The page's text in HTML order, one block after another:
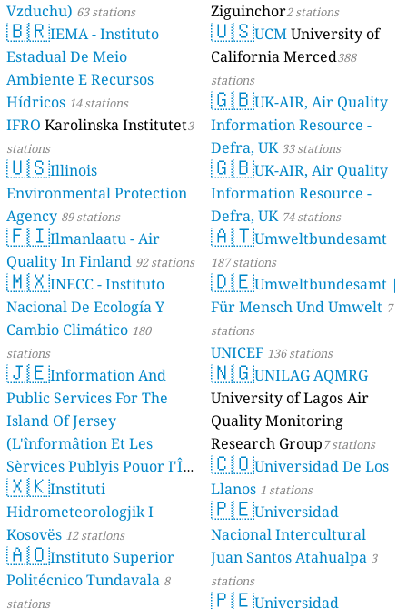
Vzduchu) 63 stations
🇧🇷IEMA - Instituto
Estadual De Meio
Ambiente E Recursos
Hídricos 14 stations
IFRO Karolinska Institutet3
stations
🇺🇸Illinois
Environmental Protection
Agency 89 stations
🇫🇮Ilmanlaatu - Air
Quality In Finland 92 stations
🇲🇽INECC - Instituto
Nacional De Ecología Y
Cambio Climático 180
stations
🇯🇪Information And
Public Services For The
Island Of Jersey
(L'înformâtion Et Les
Sèrvices Publyis Pouor I'Île
Dé Jèrri) 2 stations
🇽🇰Instituti
Hidrometeorologjik I
Kosovës 12 stations
🇦🇴Instituto Superior
Politécnico Tundavala 8
stations
Ziguinchor2 stations
🇺🇸UCMUniversity of
California Merced388
stations
🇬🇧UK-AIR, Air Quality
Information Resource -
Defra, UK 33 stations
🇬🇧UK-AIR, Air Quality
Information Resource -
Defra, UK 74 stations
🇦🇹Umweltbundesamt
187 stations
🇩🇪Umweltbundesamt |
Für Mensch Und Umwelt 7
stations
UNICEF 136 stations
🇳🇬UNILAG AQMRG
University of Lagos Air
Quality Monitoring
Research Group7 stations
🇨🇴Universidad De Los
Llanos 1 stations
🇵🇪Universidad
Nacional Intercultural
Juan Santos Atahualpa 3
stations
🇵🇪Universidad